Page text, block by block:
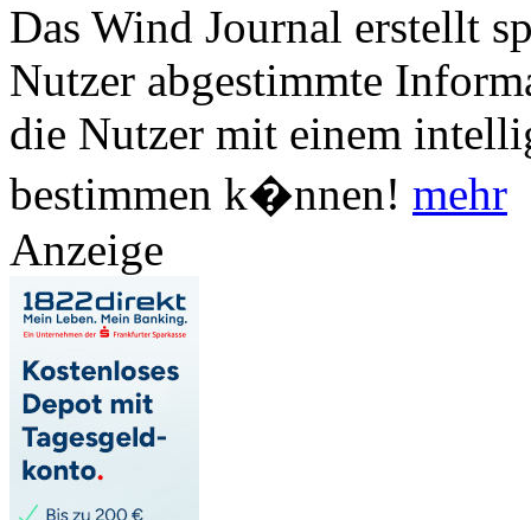
Das Wind Journal erstellt
Nutzer abgestimmte
die Nutzer mit einem
bestimmen k�nnen! mehr
Anzeige